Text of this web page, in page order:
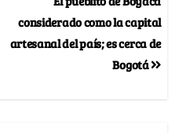
considerado como la capital
artesanal del país; es cerca de
Bogotá